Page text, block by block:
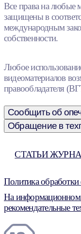
Все права на любые
защищены в
международным
собственности.
Любое
видеоматериалов
правообладателя
Сообщить об
Обращение в
СТАТЬИ
Политика
На информационном
рекомендательные